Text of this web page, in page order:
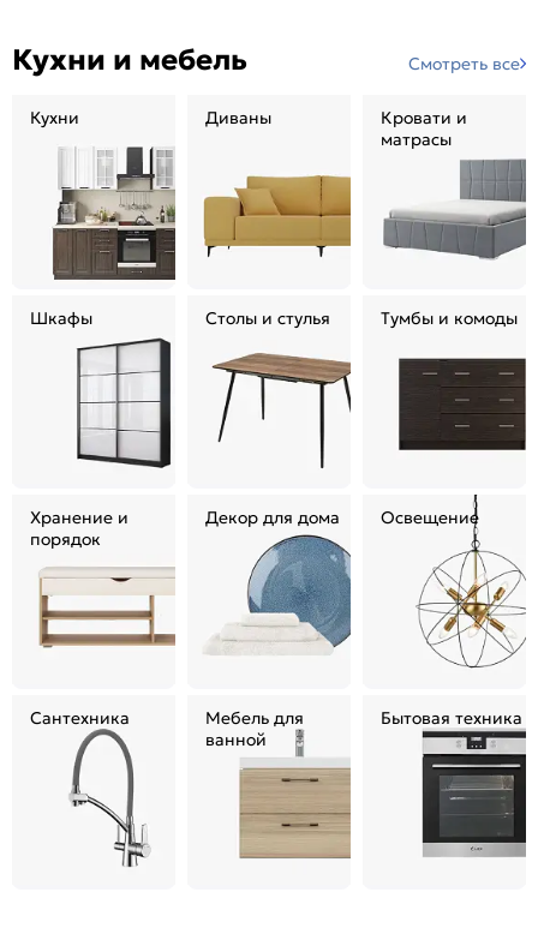
Кухни и мебель Смотреть все
Кухни Диваны
Кровати и
матрасы
Шкафы Столы и стулья Тумбы и комоды
Хранение и
порядок
Декор для дома Освещение
Сантехника
Мебель для
ванной
Бытовая техника